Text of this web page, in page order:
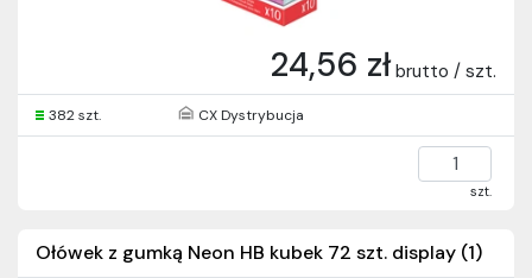
24,56 zł brutto / szt.
382 szt. CX Dystrybucja
szt.
Ołówek z gumką Neon HB kubek 72 szt. display (1)